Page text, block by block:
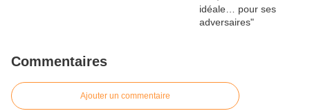
Commentaires
Ajouter un commentaire